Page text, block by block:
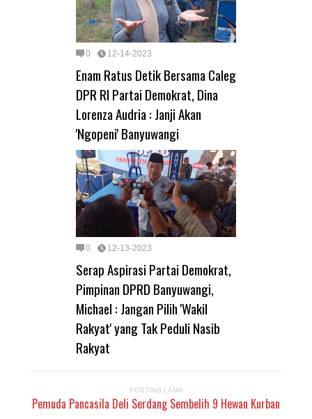
0 12-14-2023
Enam Ratus Detik Bersama Caleg
DPR RI Partai Demokrat, Dina
Lorenza Audria : Janji Akan
'Ngopeni' Banyuwangi
0 12-13-2023
Serap Aspirasi Partai Demokrat,
Pimpinan DPRD Banyuwangi,
Michael : Jangan Pilih 'Wakil
Rakyat' yang Tak Peduli Nasib
Rakyat
POSTING LAMA
Pemuda Pancasila Deli Serdang Sembelih 9 Hewan Kurban